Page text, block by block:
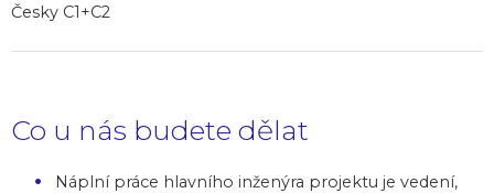
Česky C1+C2
Co u nás budete dělat
Náplní práce hlavního inženýra projektu je vedení,